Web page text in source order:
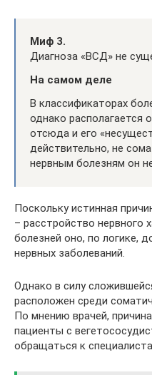
Миф 3.
Диагноза «ВСД» не
На самом деле
В классификаторах
однако располагается
отсюда и его
действительно, не
нервным болезням он
Поскольку истинная
– расстройство нервного
болезней оно, по логике,
нервных заболеваний.
Однако в силу
расположен среди
По мнению врачей,
пациенты с
обращаться к